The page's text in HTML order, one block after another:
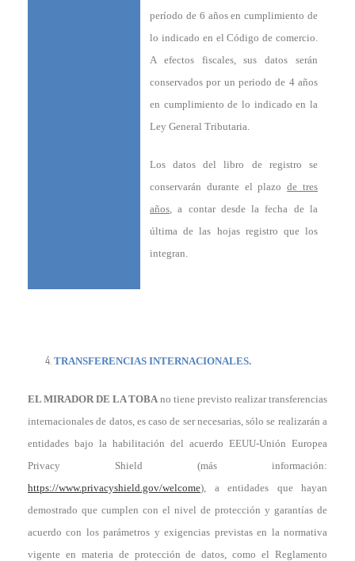
período de 6 años en cumplimiento de
lo indicado en el Código de comercio.
A efectos fiscales, sus datos serán
conservados por un periodo de 4 años
en cumplimiento de lo indicado en la
Ley General Tributaria.
Los datos del libro de registro se
conservarán durante el plazode tres
años, a contar desde la fecha de la
última de las hojas registro que los
integran.
TRANSFERENCIAS INTERNACIONALES.
EL MIRADOR DE LA TOBA no tiene previsto realizar transferencias
internacionales de datos, es caso de ser necesarias, sólo se realizarán a
entidades bajo la habilitación del acuerdo EEUU-Unión Europea
Privacy Shield (más información:
https://www.privacyshield.gov/welcome), a entidades que hayan
demostrado que cumplen con el nivel de protección y garantías de
acuerdo con los parámetros y exigencias previstas en la normativa
vigente en materia de protección de datos, como el Reglamento